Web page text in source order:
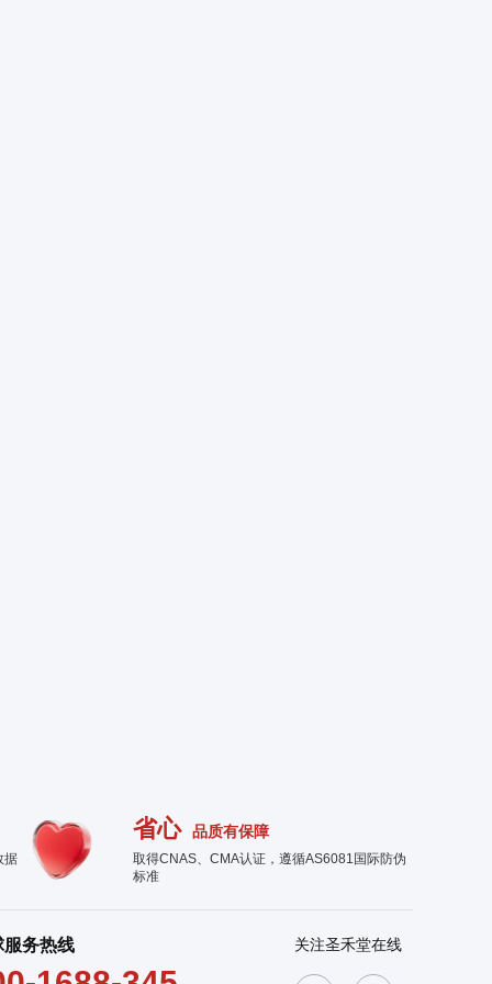
据
省心 品质有保障
取得CNAS、CMA认证，遵循AS6081国际防伪
标准
服务热线 关注圣禾堂在线